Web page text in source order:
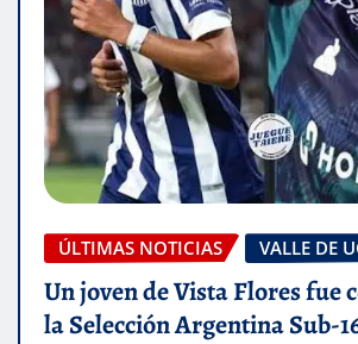
ÚLTIMAS NOTICIAS VALLE DE
Un joven de Vista Flores fue
la Selección Argentina Sub-